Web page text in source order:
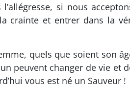
si nous
crainte et entrer dans la
quels que soient son
peuvent changer de vie et
vous est né un Sauveur !